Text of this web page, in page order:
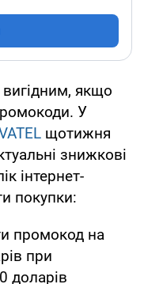
якщо
У
щотижня
знижкові
інтернет-
покупки:
промокод на
при
доларів